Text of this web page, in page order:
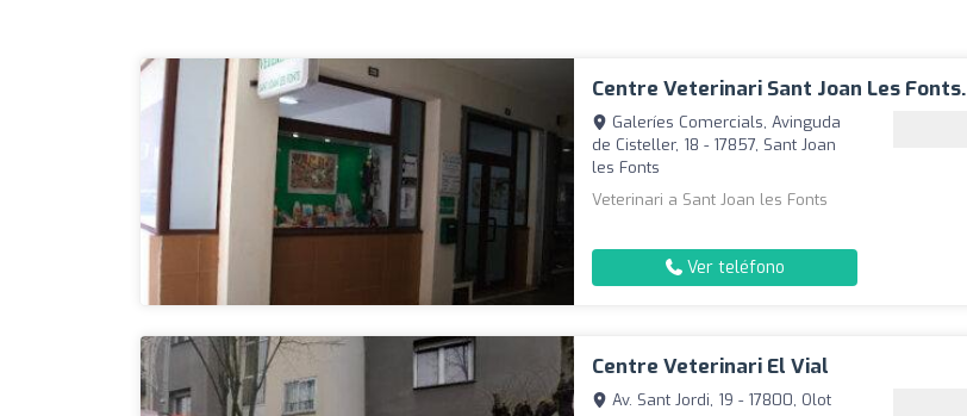
Centre Veterinari Sant Joan Les Fonts.
Galeríes Comercials, Avinguda
de Cisteller, 18 - 17857, Sant Joan
les Fonts
Veterinari a Sant Joan les Fonts
Ver teléfono
Centre Veterinari El Vial
Av. Sant Jordi, 19 - 17800, Olot